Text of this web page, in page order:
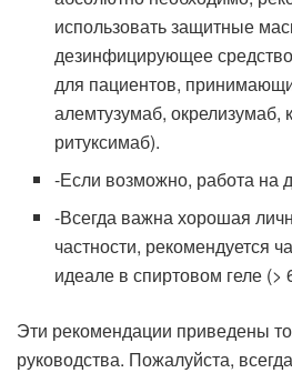
использовать защитные
дезинфицирующее
для пациентов,
алемтузумаб, окрелизумаб,
ритуксимаб).
-Если возможно, работа на
-Всегда важна хорошая
частности, рекомендуется
идеале в спиртовом геле (>
Эти рекомендации приведены
руководства. Пожалуйста,